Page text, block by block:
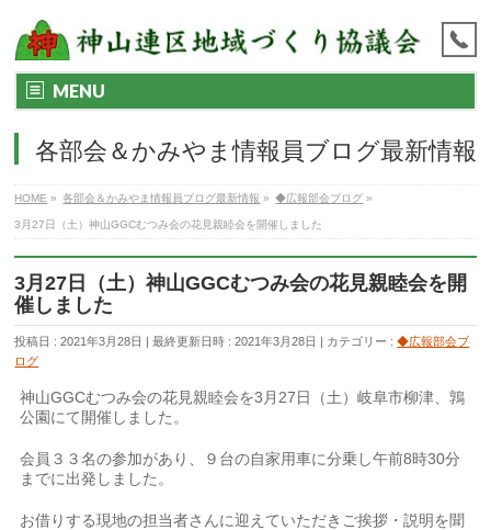
MENU
各部会＆かみやま情報員ブログ最新情報
HOME » 各部会＆かみやま情報員ブログ最新情報 » ◆広報部会ブログ »
3月27日（土）神山GGCむつみ会の花見親睦会を開催しました
3月27日（土）神山GGCむつみ会の花見親睦会を開
催しました
投稿日 : 2021年3月28日 最終更新日時 : 2021年3月28日 カテゴリー :◆広報部会ブ
ログ
神山GGCむつみ会の花見親睦会を3月27日（土）岐阜市柳津、鶉
公園にて開催しました。
会員３３名の参加があり、９台の自家用車に分乗し午前8時30分
までに出発しました。
お借りする現地の担当者さんに迎えていただきご挨拶・説明を聞